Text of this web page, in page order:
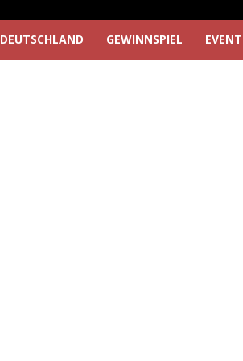
DEUTSCHLAND GEWINNSPIEL